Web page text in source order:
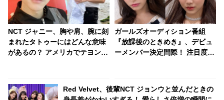
NCT ジャニー、胸や肩、腕に刻
まれたタトゥーにはどんな意味
があるの？ アメリカでテヨン、
ガールズオーディション番組
『放課後のときめき』、デビュ
ーメンバー決定間際！ 注目度急
プで活躍した練習生の命運は？
Red Velvet、後輩NCT ジョンウと並んだときの